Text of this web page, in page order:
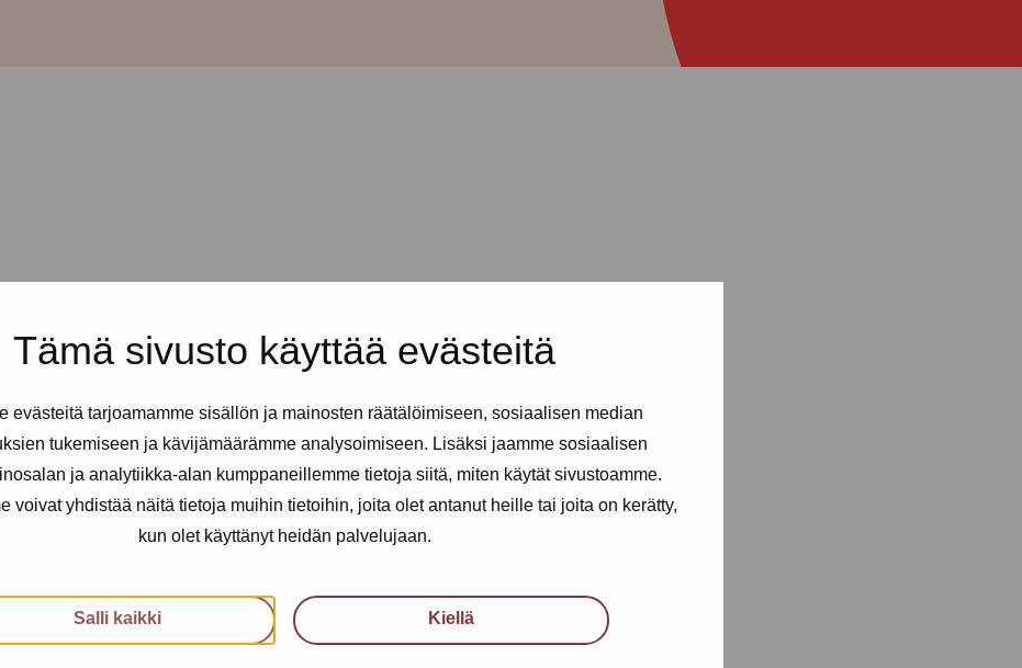
Tämä sivusto käyttää evästeitä
evästeitä tarjoamamme sisällön ja mainosten räätälöimiseen, sosiaalisen median
tukemiseen ja kävijämäärämme analysoimiseen. Lisäksi jaamme sosiaalisen
ja analytiikka-alan kumppaneillemme tietoja siitä, miten käytät sivustoamme.
voivat yhdistää näitä tietoja muihin tietoihin, joita olet antanut heille tai joita on kerätty,
kun olet käyttänyt heidän palvelujaan.
Salli kaikki Kiellä